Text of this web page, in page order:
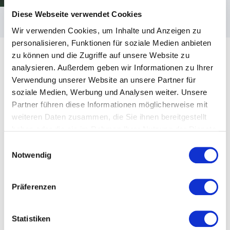
Diese Webseite verwendet Cookies
Wir verwenden Cookies, um Inhalte und Anzeigen zu
personalisieren, Funktionen für soziale Medien anbieten
zu können und die Zugriffe auf unsere Website zu
analysieren. Außerdem geben wir Informationen zu Ihrer
Verwendung unserer Website an unsere Partner für
soziale Medien, Werbung und Analysen weiter. Unsere
Partner führen diese Informationen möglicherweise mit
weiteren Daten zusammen, die Sie ihnen bereitgestellt
Notwendig
Präferenzen
Statistiken
Mögliche Vortragssprachen sind Deutsch und Englisch.
Der Referent reist aus Deutschland an.
Kundenbewertungen
5von5
Stefan hat unsere Erwartungen voll und ganz erfüllt.
Er hat die von uns gewünschten Themen